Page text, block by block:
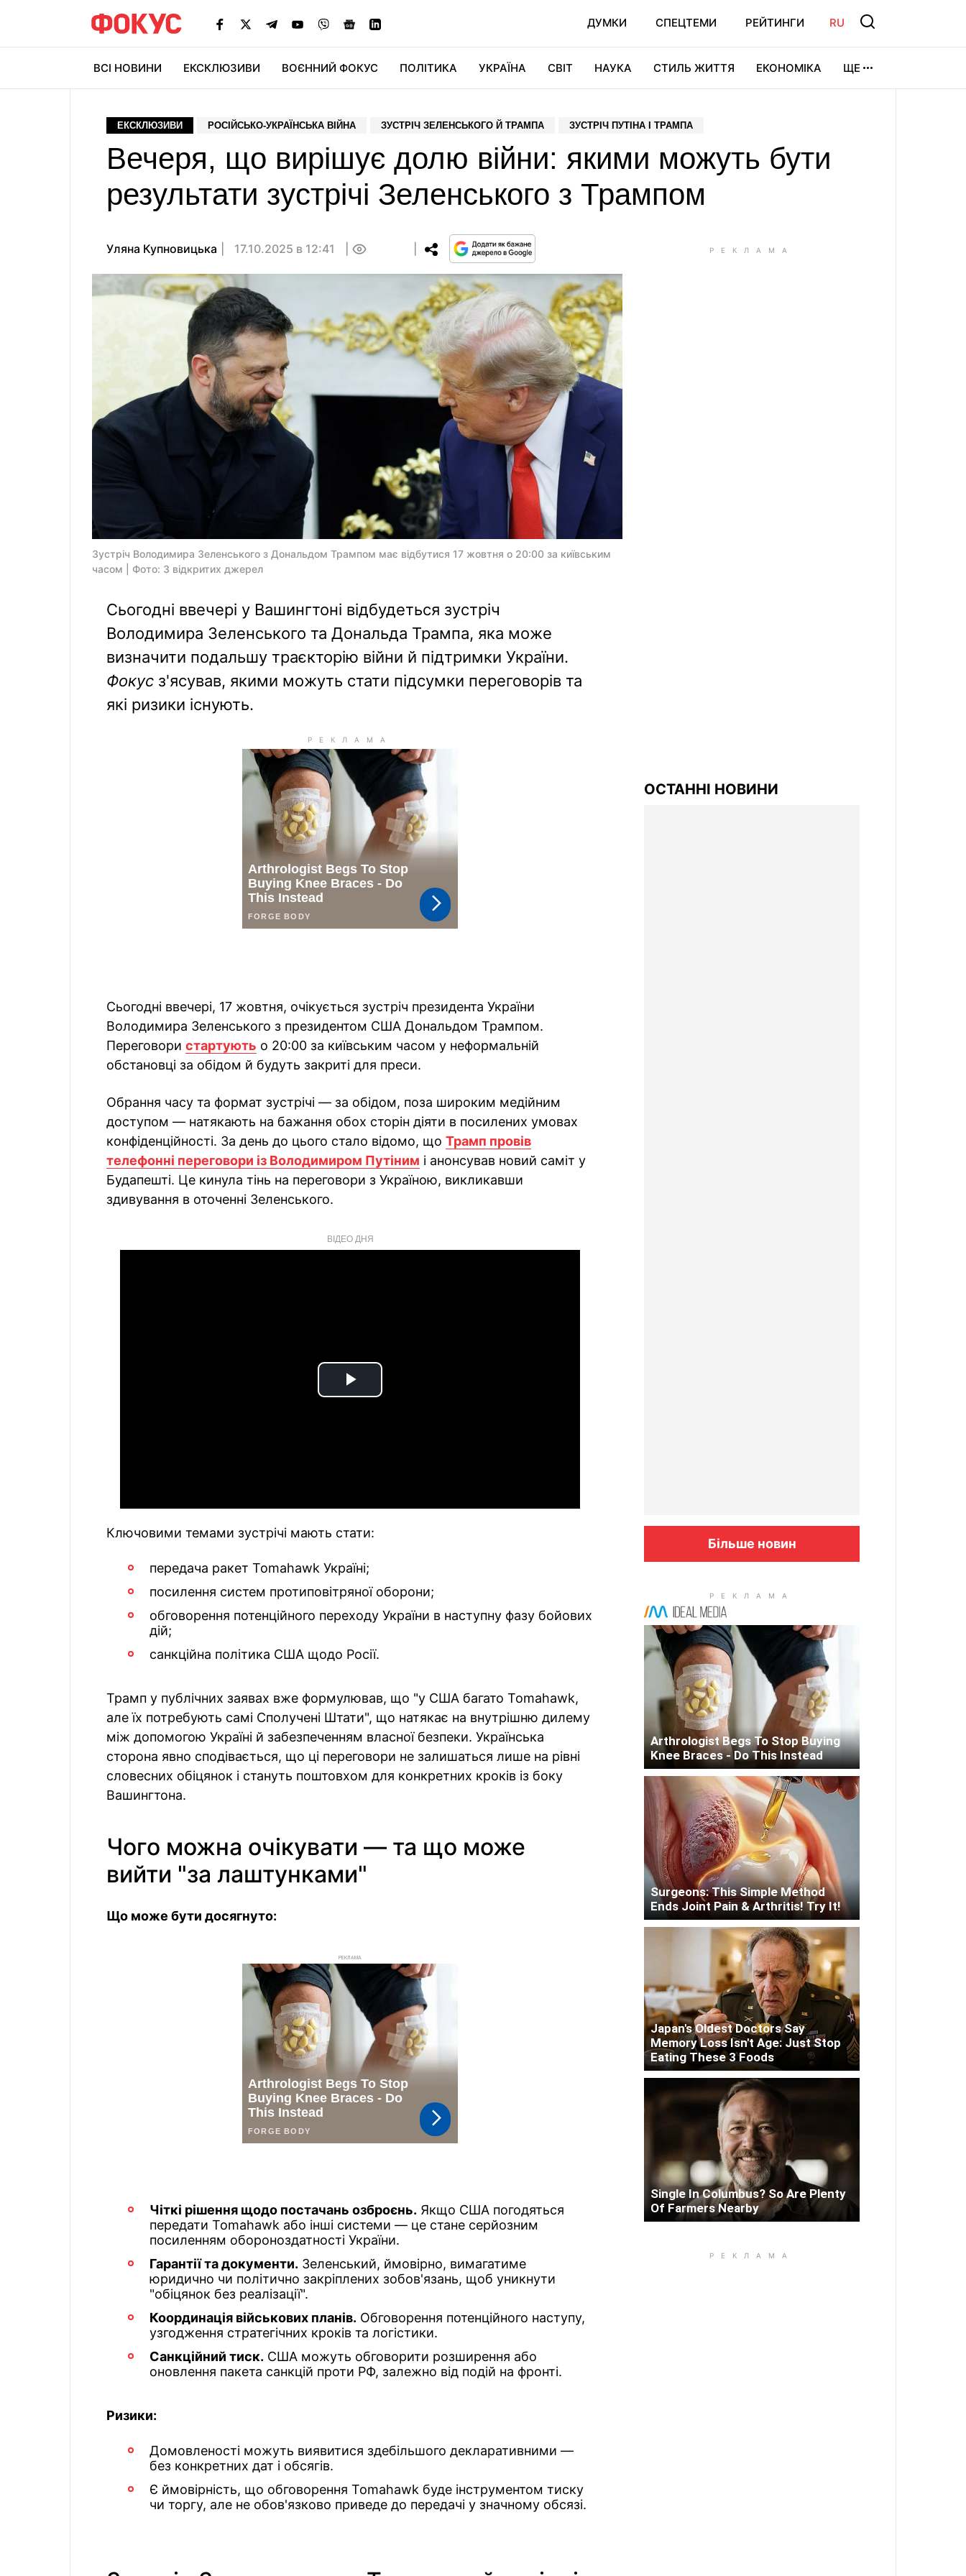
ДУМКИ СПЕЦТЕМИ РЕЙТИНГИ RU
ВСІ НОВИНИ ЕКСКЛЮЗИВИ ВОЄННИЙ ФОКУС ПОЛІТИКА УКРАЇНА СВІТ НАУКА СТИЛЬ ЖИТТЯ ЕКОНОМІКА ЩЕ
ЕКСКЛЮЗИВИ РОСІЙСЬКО-УКРАЇНСЬКА ВІЙНА ЗУСТРІЧ ЗЕЛЕНСЬКОГО Й ТРАМПА ЗУСТРІЧ ПУТІНА І ТРАМПА
Вечеря, що вирішує долю війни: якими можуть бути
результати зустрічі Зеленського з Трампом
Уляна Купновицька 17.10.2025 в 12:41
Зустріч Володимира Зеленського з Дональдом Трампом має відбутися 17 жовтня о 20:00 за київським
часом | Фото: З відкритих джерел
Сьогодні ввечері у Вашингтоні відбудеться зустріч
Володимира Зеленського та Дональда Трампа, яка може
визначити подальшу траєкторію війни й підтримки України.
Фокус з'ясував, якими можуть стати підсумки переговорів та
які ризики існують.
Сьогодні ввечері, 17 жовтня, очікується зустріч президента України
Володимира Зеленського з президентом США Дональдом Трампом.
Переговори стартують о 20:00 за київським часом у неформальній
обстановці за обідом й будуть закриті для преси.
Обрання часу та формат зустрічі — за обідом, поза широким медійним
доступом — натякають на бажання обох сторін діяти в посилених умовах
конфіденційності. За день до цього стало відомо, що Трамп провів
телефонні переговори із Володимиром Путіним і анонсував новий саміт у
Будапешті. Це кинула тінь на переговори з Україною, викликавши
здивування в оточенні Зеленського.
ВІДЕО ДНЯ
Play
Ключовими темами зустрічі мають стати:
передача ракет Tomahawk Україні;
посилення систем протиповітряної оборони;
обговорення потенційного переходу України в наступну фазу бойових
дій;
санкційна політика США щодо Росії.
Трамп у публічних заявах вже формулював, що "у США багато Tomahawk,
але їх потребують самі Сполучені Штати", що натякає на внутрішню дилему
між допомогою Україні й забезпеченням власної безпеки. Українська
сторона явно сподівається, що ці переговори не залишаться лише на рівні
словесних обіцянок і стануть поштовхом для конкретних кроків із боку
Вашингтона.
Чого можна очікувати — та що може
вийти "за лаштунками"
Що може бути досягнуто:
РЕКЛАМА
Чіткі рішення щодо постачань озброєнь. Якщо США погодяться
передати Tomahawk або інші системи — це стане серйозним
посиленням обороноздатності України.
Гарантії та документи. Зеленський, ймовірно, вимагатиме
юридично чи політично закріплених зобов'язань, щоб уникнути
"обіцянок без реалізації".
Координація військових планів. Обговорення потенційного наступу,
узгодження стратегічних кроків та логістики.
Санкційний тиск. США можуть обговорити розширення або
оновлення пакета санкцій проти РФ, залежно від подій на фронті.
Ризики:
Домовленості можуть виявитися здебільшого декларативними —
без конкретних дат і обсягів.
Є ймовірність, що обговорення Tomahawk буде інструментом тиску
чи торгу, але не обов'язково приведе до передачі у значному обсязі.
ОСТАННІ НОВИНИ
Більше новин
Arthrologist Begs To Stop Buying
Knee Braces - Do This Instead
Surgeons: This Simple Method
Ends Joint Pain & Arthritis! Try It!
Japan's Oldest Doctors Say
Memory Loss Isn't Age: Just Stop
Eating These 3 Foods
Single In Columbus? So Are Plenty
Of Farmers Nearby